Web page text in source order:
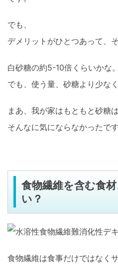
でも、
デメリットがひとつあって、
白砂糖の約5-10倍くらいかな。
でも、使う量、砂糖より少なく
まあ、我が家はもともと砂糖
そんなに気にならなかったです
食物繊維を含む食
い？
食物繊維は食事だけではなく